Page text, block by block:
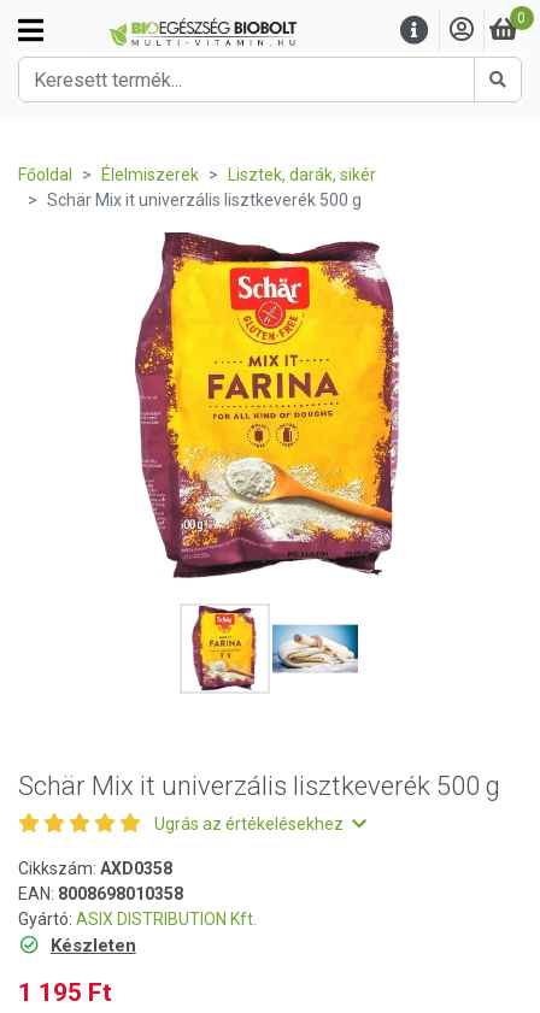
0
Főoldal Élelmiszerek
Lisztek, darák, sikér
Schär Mix it univerzális lisztkeverék 500 g
Schär Mix it univerzális lisztkeverék 500 g
Ugrás az értékelésekhez
Cikkszám: AXD0358
EAN: 8008698010358
Gyártó: ASIX DISTRIBUTION Kft.
Készleten
1 195 Ft